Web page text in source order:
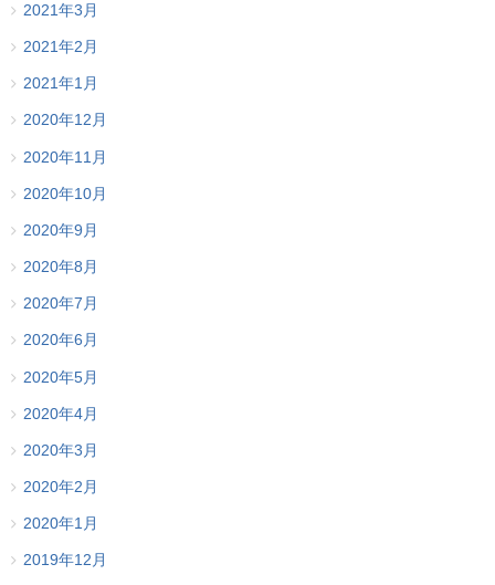
2021年3月
2021年2月
2021年1月
2020年12月
2020年11月
2020年10月
2020年9月
2020年8月
2020年7月
2020年6月
2020年5月
2020年4月
2020年3月
2020年2月
2020年1月
2019年12月